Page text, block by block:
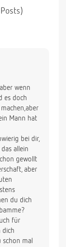
wenn
es doch
Mann hat
bei dir,
allein
gewollt
aber
du dich
für
dich
mal